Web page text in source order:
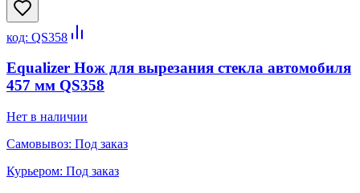
код: QS358
Equalizer Нож для вырезания стекла автомобиля
457 мм QS358
Нет в наличии
Самовывоз: Под заказ
Курьером: Под заказ